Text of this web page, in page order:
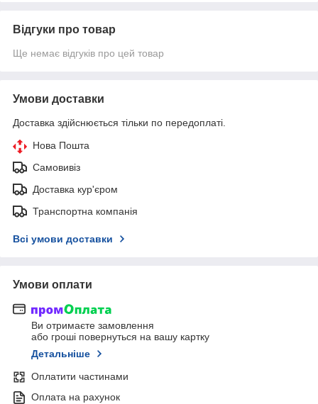
Відгуки про товар
Ще немає відгуків про цей товар
Умови доставки
Доставка здійснюється тільки по передоплаті.
Нова Пошта
Самовивіз
Доставка кур'єром
Транспортна компанія
Всі умови доставки
Умови оплати
Ви отримаєте замовлення
або гроші повернуться на вашу картку
Детальніше
Оплатити частинами
Оплата на рахунок